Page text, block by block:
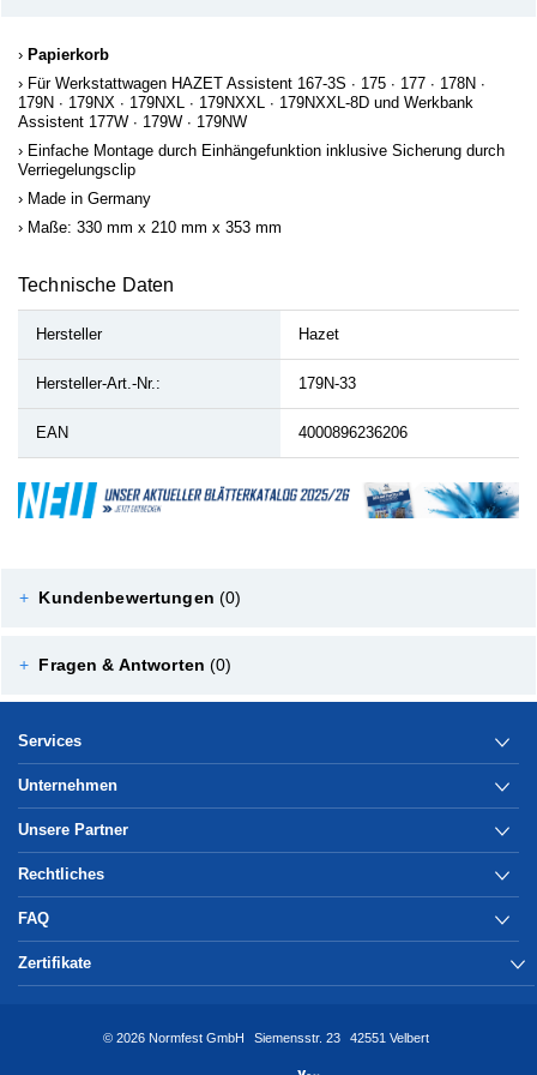
Papierkorb
Für Werkstattwagen HAZET Assistent 167-3S ∙ 175 ∙ 177 ∙ 178N ∙
179N ∙ 179NX ∙ 179NXL ∙ 179NXXL ∙ 179NXXL-8D und Werkbank
Assistent 177W ∙ 179W ∙ 179NW
Einfache Montage durch Einhängefunktion inklusive Sicherung durch
Verriegelungsclip
Made in Germany
Maße: 330 mm x 210 mm x 353 mm
Technische Daten
Hersteller Hazet
Hersteller-Art.-Nr.: 179N-33
EAN 4000896236206
+ Kundenbewertungen (0)
+ Fragen & Antworten (0)
Services
Unternehmen
Unsere Partner
Rechtliches
FAQ
Zertifikate
© 2026 Normfest GmbH Siemensstr. 23 42551 Velbert